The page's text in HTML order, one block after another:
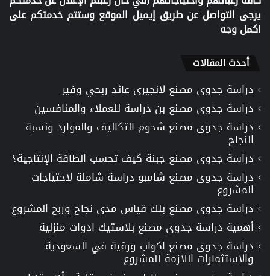
يرجى التواصل عن طريق إيميل الموقع وستتم خدمتكم على
اكمل وجه
أحدث المقالات
دراسة جدوى مصنع لانجيرى عائد ربحي وفير
دراسة جدوى مصنع بن دراسة للعملاء والمنافسين
دراسة جدوى مصنع شحوم التكاليف والموارد ونسبة
النجاح
دراسة جدوى مصنع جبنة كيف تحسب الطاقة الإنتاجية؟
دراسة جدوى مصنع شامبو دراسة شاملة لاحتياجات
المشروع
دراسة جدوى مصنع بلك قياس مدى نجاح وربح المشروع
أهمية دراسة جدوى مصنع بلاستيك ادوات منزلية
دراسة جدوى مصنع اكواب ورقية في السعودية
والاستثمارات اللازمة للمشروع